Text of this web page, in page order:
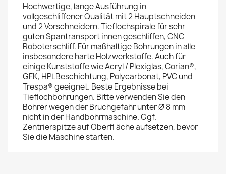
Hochwertige, lange Ausführung in
vollgeschliffener Qualität mit 2 Hauptschneiden
und 2 Vorschneidern. Tieflochspirale für sehr
guten Spantransport innen geschliffen, CNC-
Roboterschliff. Für maßhaltige Bohrungen in alle-
insbesondere harte Holzwerkstoffe. Auch für
einige Kunststoffe wie Acryl / Plexiglas, Corian®,
GFK, HPLBeschichtung, Polycarbonat, PVC und
Trespa® geeignet. Beste Ergebnisse bei
Tieflochbohrungen. Bitte verwenden Sie den
Bohrer wegen der Bruchgefahr unter Ø 8 mm
nicht in der Handbohrmaschine. Ggf.
Zentrierspitze auf Oberfl äche aufsetzen, bevor
Sie die Maschine starten.